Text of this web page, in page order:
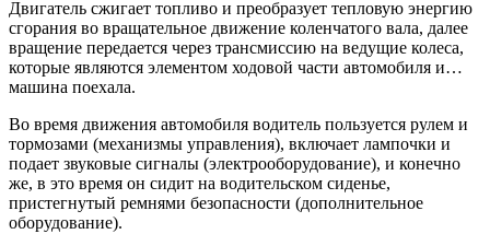
Двигатель сжигает топливо и преобразует тепловую энергию
сгорания во вращательное движение коленчатого вала, далее
вращение передается через трансмиссию на ведущие колеса,
которые являются элементом ходовой части автомобиля и…
машина поехала.
Во время движения автомобиля водитель пользуется рулем и
тормозами (механизмы управления), включает лампочки и
подает звуковые сигналы (электрооборудование), и конечно
же, в это время он сидит на водительском сиденье,
пристегнутый ремнями безопасности (дополнительное
оборудование).